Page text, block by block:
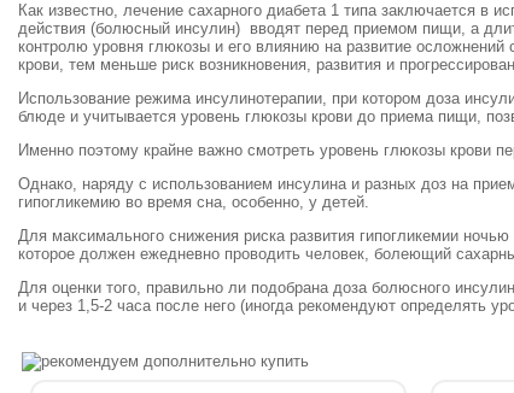
Как известно, лечение сахарного диабета 1 типа заключается в
действия (болюсный инсулин) вводят перед приемом пищи, а
контролю уровня глюкозы и его влиянию на развитие
крови, тем меньше риск возникновения, развития и
Использование режима инсулинотерапии, при котором доза
блюде и учитывается уровень глюкозы крови до приема пищи,
Именно поэтому крайне важно смотреть уровень глюкозы
Однако, наряду с использованием инсулина и разных доз на
гипогликемию во время сна, особенно, у детей.
Для максимального снижения риска развития гипогликемии
которое должен ежедневно проводить человек, болеющий
Для оценки того, правильно ли подобрана доза болюсного
и через 1,5-2 часа после него (иногда рекомендуют определять